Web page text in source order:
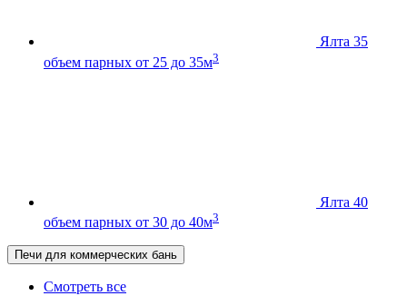
Ялта 35
объем парных от 25 до 35м3
Ялта 40
объем парных от 30 до 40м3
Печи для коммерческих бань
Смотреть все